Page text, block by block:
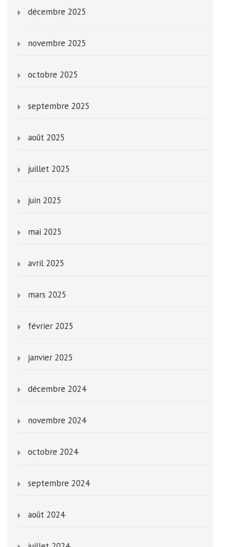
décembre 2025
novembre 2025
octobre 2025
septembre 2025
août 2025
juillet 2025
juin 2025
mai 2025
avril 2025
mars 2025
février 2025
janvier 2025
décembre 2024
novembre 2024
octobre 2024
septembre 2024
août 2024